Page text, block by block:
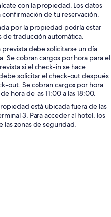
con la propiedad. Los datos
de tu reservación.
por la propiedad podría estar
de traducción automática.
prevista debe solicitarse un día
Se cobran cargos por hora para el
si el check-in se hace
solicitar el check-out después
out. Se cobran cargos por hora
hora de las 11:00 a las 18:00.
está ubicada fuera de las
3. Para acceder al hotel, los
las zonas de seguridad.